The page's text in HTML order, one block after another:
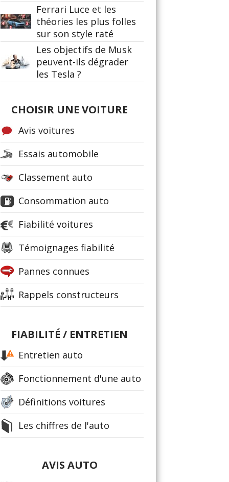
Ferrari Luce et les
théories les plus folles
sur son style raté
Les objectifs de Musk
peuvent-ils dégrader
les Tesla ?
CHOISIR UNE VOITURE
Avis voitures
Essais automobile
Classement auto
Consommation auto
Fiabilité voitures
Témoignages fiabilité
Pannes connues
Rappels constructeurs
FIABILITÉ / ENTRETIEN
Entretien auto
Fonctionnement d'une auto
Définitions voitures
Les chiffres de l'auto
AVIS AUTO